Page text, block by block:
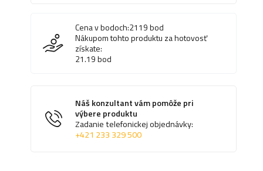
Cena v bodoch:2119bod
Nákupom tohto produktu za hotovosť
získate:
21.19bod
Náš konzultant vám pomôže pri
výbere produktu
Zadanie telefonickej objednávky:
+421 233 329 500